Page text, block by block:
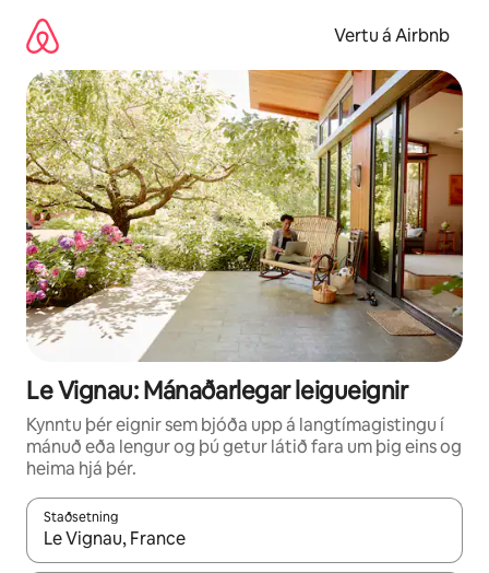
beint
Vertu á Airbnb
Le Vignau: Mánaðarlegar leigueignir
Kynntu þér eignir sem bjóða upp á langtímagistingu í
mánuð eða lengur og þú getur látið fara um þig eins og
heima hjá þér.
Staðsetning
Þegar niðurstöður liggja fyrir skaltu nota upp og niður